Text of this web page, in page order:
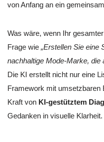
von Anfang an ein
Was wäre, wenn Ihr
Frage wie „Erstellen Sie eine
nachhaltige Mode-Marke, die
Die KI erstellt nicht nur eine
Framework mit umsetzbaren
Kraft von KI-gestütztem
Gedanken in visuelle Klarheit.